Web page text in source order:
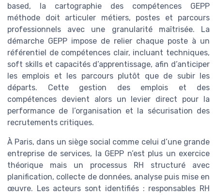
based, la cartographie des compétences GEPP
méthode doit articuler métiers, postes et parcours
professionnels avec une granularité maîtrisée. La
démarche GEPP impose de relier chaque poste à un
référentiel de compétences clair, incluant techniques,
soft skills et capacités d’apprentissage, afin d’anticiper
les emplois et les parcours plutôt que de subir les
départs. Cette gestion des emplois et des
compétences devient alors un levier direct pour la
performance de l’organisation et la sécurisation des
recrutements critiques.
À Paris, dans un siège social comme celui d’une grande
entreprise de services, la GEPP n’est plus un exercice
théorique mais un processus RH structuré avec
planification, collecte de données, analyse puis mise en
œuvre. Les acteurs sont identifiés : responsables RH